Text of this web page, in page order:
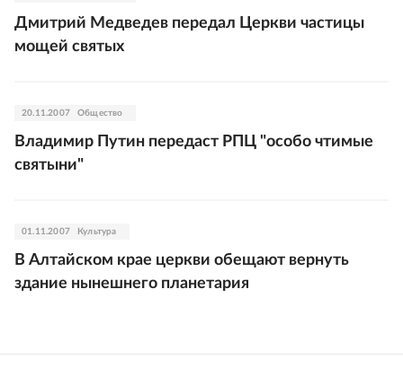
Дмитрий Медведев передал Церкви частицы
мощей святых
20.11.2007 Общество
Владимир Путин передаст РПЦ "особо чтимые
святыни"
01.11.2007 Культура
В Алтайском крае церкви обещают вернуть
здание нынешнего планетария